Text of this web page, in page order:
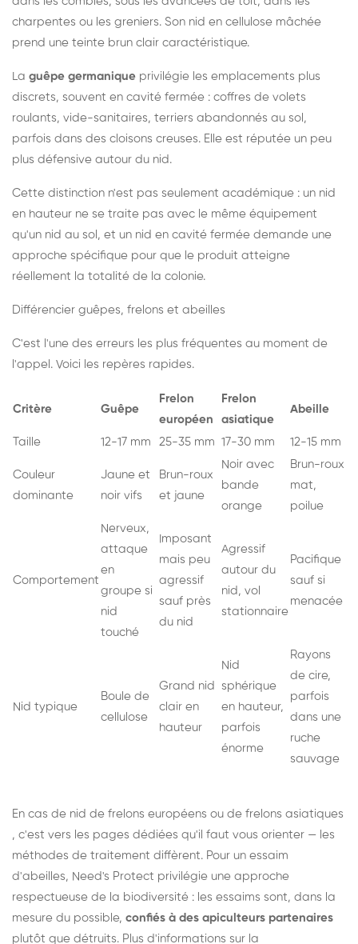
charpentes ou les greniers. Son nid en cellulose mâchée
prend une teinte brun clair caractéristique.
La guêpe germanique privilégie les emplacements plus
discrets, souvent en cavité fermée : coffres de volets
roulants, vide-sanitaires, terriers abandonnés au sol,
parfois dans des cloisons creuses. Elle est réputée un peu
plus défensive autour du nid.
Cette distinction n'est pas seulement académique : un nid
en hauteur ne se traite pas avec le même équipement
qu'un nid au sol, et un nid en cavité fermée demande une
approche spécifique pour que le produit atteigne
réellement la totalité de la colonie.
Différencier guêpes, frelons et abeilles
C'est l'une des erreurs les plus fréquentes au moment de
l'appel. Voici les repères rapides.
Critère Guêpe
Frelon
européen
Frelon
asiatique
Abeille
Taille 12-17 mm 25-35 mm 17-30 mm 12-15 mm
Couleur
dominante
Jaune et
noir vifs
Brun-roux
et jaune
Noir avec
bande
orange
Brun-roux
mat,
poilue
Comportement
Nerveux,
attaque
en
groupe si
nid
touché
Imposant
mais peu
agressif
sauf près
du nid
Agressif
autour du
nid, vol
stationnaire
Pacifique
sauf si
menacée
Nid typique
Boule de
cellulose
Grand nid
clair en
hauteur
Nid
sphérique
en hauteur,
parfois
énorme
Rayons
de cire,
parfois
dans une
ruche
sauvage
En cas de nid de frelons européens ou de frelons asiatiques
, c'est vers les pages dédiées qu'il faut vous orienter — les
méthodes de traitement diffèrent. Pour un essaim
d'abeilles, Need's Protect privilégie une approche
respectueuse de la biodiversité : les essaims sont, dans la
mesure du possible, confiés à des apiculteurs partenaires
plutôt que détruits. Plus d'informations sur la